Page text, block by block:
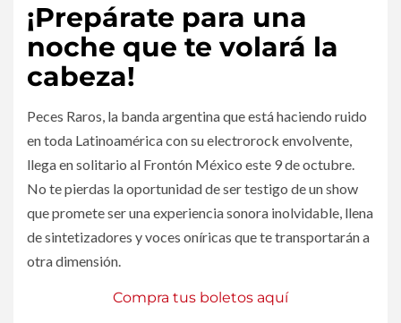
¡Prepárate para una
noche que te volará la
cabeza!
Peces Raros, la banda argentina que está haciendo ruido
en toda Latinoamérica con su electrorock envolvente,
llega en solitario al Frontón México este 9 de octubre.
No te pierdas la oportunidad de ser testigo de un show
que promete ser una experiencia sonora inolvidable, llena
de sintetizadores y voces oníricas que te transportarán a
otra dimensión.
Compra tus boletos aquí